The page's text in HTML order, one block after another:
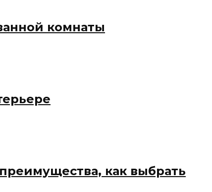
комнаты
как выбрать